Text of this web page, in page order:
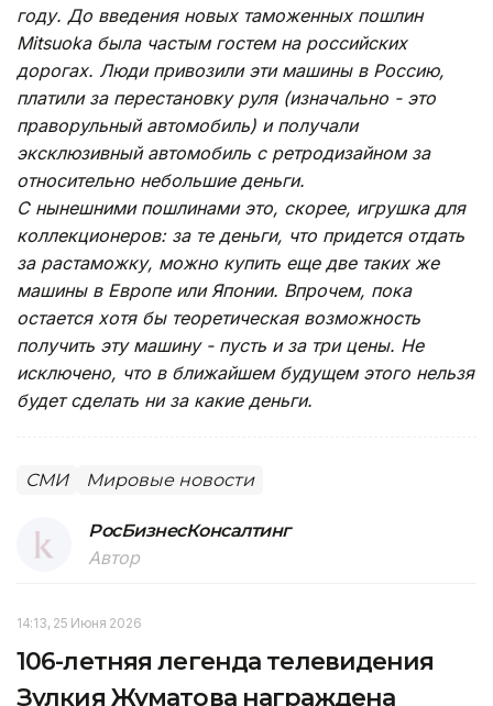
году. До введения новых таможенных пошлин
Mitsuoka была частым гостем на российских
дорогах. Люди привозили эти машины в Россию,
платили за перестановку руля (изначально - это
праворульный автомобиль) и получали
эксклюзивный автомобиль с ретродизайном за
относительно небольшие деньги.
С нынешними пошлинами это, скорее, игрушка для
коллекционеров: за те деньги, что придется отдать
за растаможку, можно купить еще две таких же
машины в Европе или Японии. Впрочем, пока
остается хотя бы теоретическая возможность
получить эту машину - пусть и за три цены. Не
исключено, что в ближайшем будущем этого нельзя
будет сделать ни за какие деньги.
СМИ Мировые новости
РосБизнесКонсалтинг
Автор
14:13, 25 Июня 2026
106-летняя легенда телевидения
Зулкия Жуматова награждена